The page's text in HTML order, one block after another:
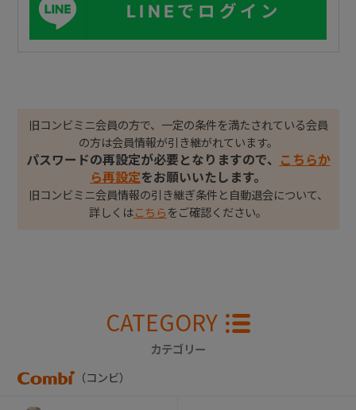
LINEでログイン
旧コンビミニ会員の方で、一定の条件を満たされている会員
の方は会員情報が引き継がれています。
パスワードの再設定が必要となりますので、
こちらか
ら再設定をお願いいたします。
旧コンビミニ会員情報の引き継ぎ条件と自動退会について、
詳しくはこちら をご確認ください。
CATEGORY
カテゴリー
（コンビ）